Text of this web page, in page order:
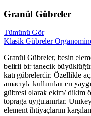
Granül Gübreler
Tümünü Gör
Klasik Gübreler
Granül Gübreler, besin
belirli bir tanecik
katı gübrelerdir. Özellikle
amacıyla kullanılan en
gübresi olarak ekim/ dikim
toprağa uygulanırlar.
element ihtiyaçlarını